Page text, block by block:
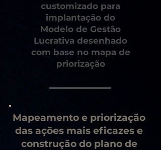
customizado para
implantação do
Modelo de Gestão
Lucrativa desenhado
com base no mapa de
priorização
Mapeamento e priorização
das ações mais eficazes e
construção do plano de